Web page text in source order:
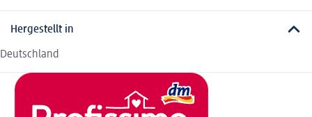
Hergestellt in
Deutschland